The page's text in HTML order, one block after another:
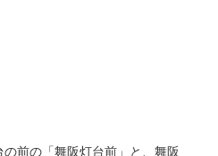
前の「舞阪灯台前」と、舞阪